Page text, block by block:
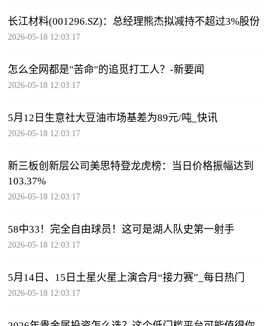
长江材料(001296.SZ)：总经理熊杰拟减持不超过3%股份
2026-05-18 12:03:17
怎么全网都是"苦命"的追觅打工人？-新要闻
2026-05-18 12:03:17
5月12日生意社大豆油市场基差为89元/吨_快讯
2026-05-18 12:03:17
新三板创新层公司美思特登龙虎榜：当日价格振幅达到
103.37%
2026-05-18 12:03:17
58中33！完全自由球员！这可是湖人队史第一射手
2026-05-18 12:03:17
5月14日、15日土星火星上演合月“接力赛”_每日热门
2026-05-18 12:03:17